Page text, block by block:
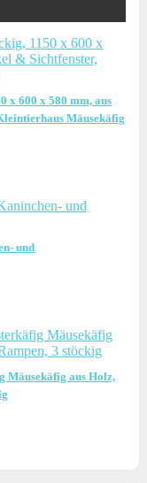
x 600 x 580 mm, aus
Mäusekäfig
und
aus Holz,